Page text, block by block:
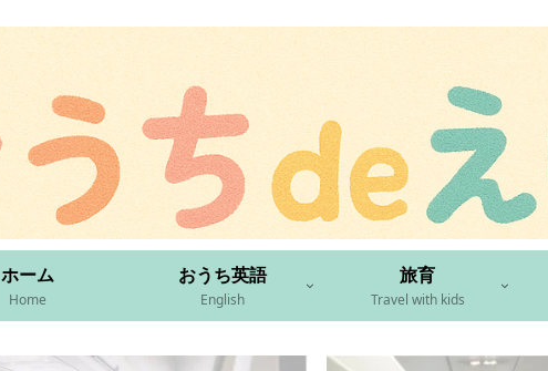
ホーム
Home
おうち英語
English
旅育
Travel with kids